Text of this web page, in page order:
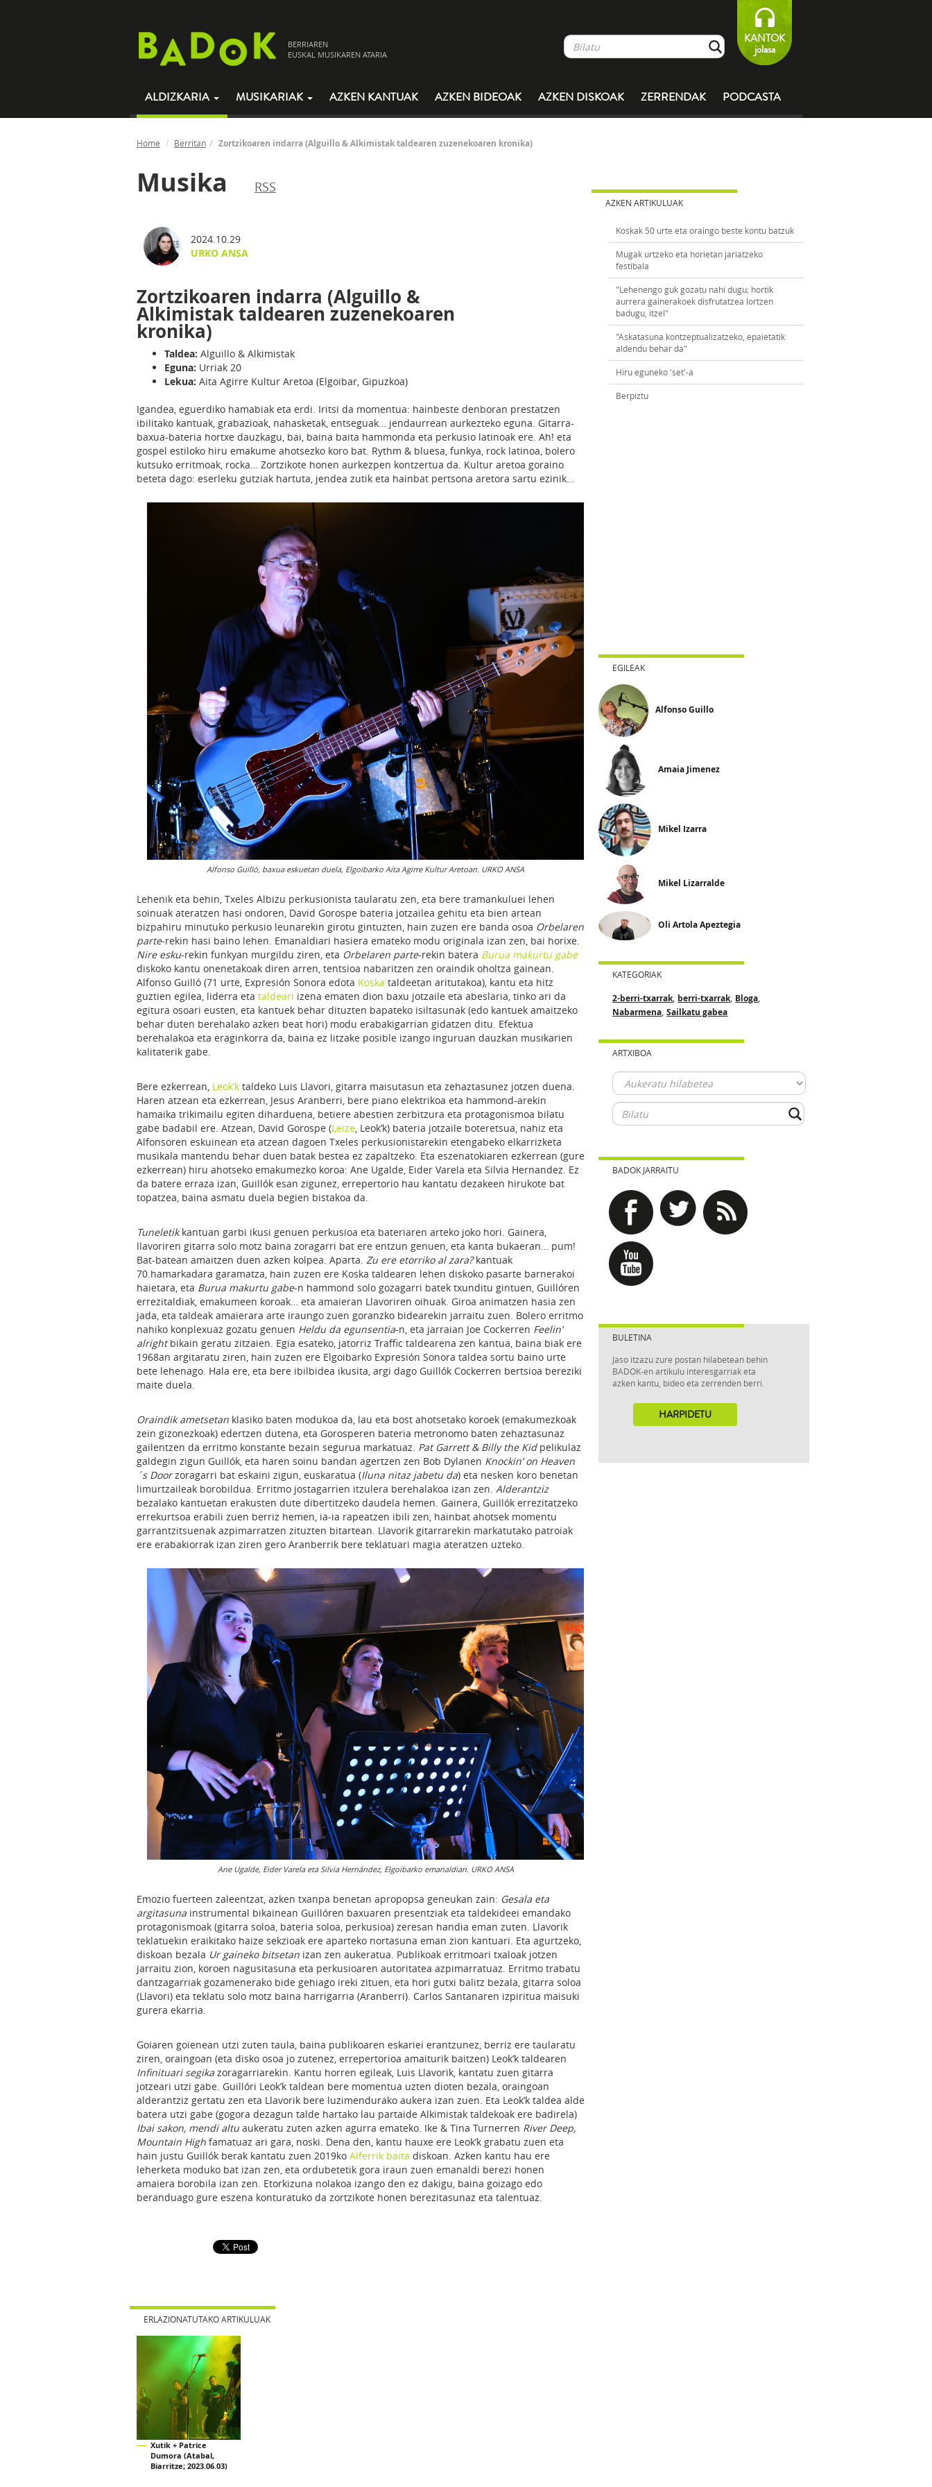
BERRIAREN
EUSKAL MUSIKAREN ATARIA
KANTOK
jolasa
ALDIZKARIA MUSIKARIAK AZKEN KANTUAK AZKEN BIDEOAK AZKEN DISKOAK ZERRENDAK PODCASTA
Home Berritan Zortzikoaren indarra (Alguillo & Alkimistak taldearen zuzenekoaren kronika)
Musika RSS
2024.10.29
URKO ANSA
Zortzikoaren indarra (Alguillo &
Alkimistak taldearen zuzenekoaren
kronika)
Taldea: Alguillo & Alkimistak
Eguna: Urriak 20
Lekua: Aita Agirre Kultur Aretoa (Elgoibar, Gipuzkoa)
Igandea, eguerdiko hamabiak eta erdi. Iritsi da momentua: hainbeste denboran prestatzen
ibilitako kantuak, grabazioak, nahasketak, entseguak… jendaurrean aurkezteko eguna. Gitarra-
baxua-bateria hortxe dauzkagu, bai, baina baita hammonda eta perkusio latinoak ere. Ah! eta
gospel estiloko hiru emakume ahotsezko koro bat. Rythm & bluesa, funkya, rock latinoa, bolero
kutsuko erritmoak, rocka… Zortzikote honen aurkezpen kontzertua da. Kultur aretoa goraino
beteta dago: eserleku gutziak hartuta, jendea zutik eta hainbat pertsona aretora sartu ezinik…
Alfonso Guilló, baxua eskuetan duela, Elgoibarko Aita Agirre Kultur Aretoan. URKO ANSA
Lehenik eta behin, Txeles Albizu perkusionista taularatu zen, eta bere tramankuluei lehen
soinuak ateratzen hasi ondoren, David Gorospe bateria jotzailea gehitu eta bien artean
bizpahiru minutuko perkusio leunarekin girotu gintuzten, hain zuzen ere banda osoa Orbelaren
parte-rekin hasi baino lehen. Emanaldiari hasiera emateko modu originala izan zen, bai horixe.
Nire esku-rekin funkyan murgildu ziren, eta Orbelaren parte-rekin batera Burua makurtu gabe
diskoko kantu onenetakoak diren arren, tentsioa nabaritzen zen oraindik oholtza gainean.
Alfonso Guilló (71 urte, Expresión Sonora edota Koska taldeetan aritutakoa), kantu eta hitz
guztien egilea, liderra eta taldeari izena ematen dion baxu jotzaile eta abeslaria, tinko ari da
egitura osoari eusten, eta kantuek behar dituzten bapateko isiltasunak (edo kantuek amaitzeko
behar duten berehalako azken beat hori) modu erabakigarrian gidatzen ditu. Efektua
berehalakoa eta eraginkorra da, baina ez litzake posible izango inguruan dauzkan musikarien
kalitaterik gabe.
Bere ezkerrean, Leok’k taldeko Luis Llavori, gitarra maisutasun eta zehaztasunez jotzen duena.
Haren atzean eta ezkerrean, Jesus Aranberri, bere piano elektrikoa eta hammond-arekin
hamaika trikimailu egiten diharduena, betiere abestien zerbitzura eta protagonismoa bilatu
gabe badabil ere. Atzean, David Gorospe (Leize, Leok’k) bateria jotzaile boteretsua, nahiz eta
Alfonsoren eskuinean eta atzean dagoen Txeles perkusionistarekin etengabeko elkarrizketa
musikala mantendu behar duen batak bestea ez zapaltzeko. Eta eszenatokiaren ezkerrean (gure
ezkerrean) hiru ahotseko emakumezko koroa: Ane Ugalde, Eider Varela eta Silvia Hernandez. Ez
da batere erraza izan, Guillók esan zigunez, errepertorio hau kantatu dezakeen hirukote bat
topatzea, baina asmatu duela begien bistakoa da.
Tuneletikkantuan garbi ikusi genuen perkusioa eta bateriaren arteko joko hori. Gainera,
llavoriren gitarra solo motz baina zoragarri bat ere entzun genuen, eta kanta bukaeran… pum!
Bat-batean amaitzen duen azken kolpea. Aparta. Zu ere etorriko al zara?kantuak
70.hamarkadara garamatza, hain zuzen ere Koska taldearen lehen diskoko pasarte barnerakoi
haietara, eta Burua makurtu gabe-n hammond solo gozagarri batek txunditu gintuen, Guillóren
errezitaldiak, emakumeen koroak… eta amaieran Llavoriren oihuak. Giroa animatzen hasia zen
jada, eta taldeak amaierara arte iraungo zuen goranzko bidearekin jarraitu zuen. Bolero erritmo
nahiko konplexuaz gozatu genuen Heldu da egunsentia-n, eta jarraian Joe Cockerren Feelin’
alrightbikain geratu zitzaien. Egia esateko, jatorriz Traffic taldearena zen kantua, baina biak ere
1968an argitaratu ziren, hain zuzen ere Elgoibarko Expresión Sonora taldea sortu baino urte
bete lehenago. Hala ere, eta bere ibilbidea ikusita, argi dago Guillók Cockerren bertsioa bereziki
maite duela.
Oraindik ametsetan klasiko baten modukoa da, lau eta bost ahotsetako koroek (emakumezkoak
zein gizonezkoak) edertzen dutena, eta Gorosperen bateria metronomo baten zehaztasunaz
gailentzen da erritmo konstante bezain segurua markatuaz. Pat Garrett & Billy the Kidpelikulaz
galdegin zigun Guillók, eta haren soinu bandan agertzen zen Bob Dylanen Knockin’ on Heaven
´s Doorzoragarri bat eskaini zigun, euskaratua (Iluna nitaz jabetu da) eta nesken koro benetan
limurtzaileak borobildua. Erritmo jostagarrien itzulera berehalakoa izan zen. Alderantziz
bezalako kantuetan erakusten dute dibertitzeko daudela hemen. Gainera, Guillók errezitatzeko
errekurtsoa erabili zuen berriz hemen, ia-ia rapeatzen ibili zen, hainbat ahotsek momentu
garrantzitsuenak azpimarratzen zituzten bitartean. Llavorik gitarrarekin markatutako patroiak
ere erabakiorrak izan ziren gero Aranberrik bere teklatuari magia ateratzen uzteko.
Ane Ugalde, Eider Varela eta Silvia Hernández, Elgoibarko emanaldian. URKO ANSA
Emozio fuerteen zaleentzat, azken txanpa benetan apropopsa geneukan zain: Gesala eta
argitasuna instrumental bikainean Guillóren baxuaren presentziak eta taldekideei emandako
protagonismoak (gitarra soloa, bateria soloa, perkusioa) zeresan handia eman zuten. Llavorik
teklatuekin eraikitako haize sekzioak ere aparteko nortasuna eman zion kantuari. Eta agurtzeko,
diskoan bezala Ur gaineko bitsetan izan zen aukeratua. Publikoak erritmoari txaloak jotzen
jarraitu zion, koroen nagusitasuna eta perkusioaren autoritatea azpimarratuaz. Erritmo trabatu
dantzagarriak gozamenerako bide gehiago ireki zituen, eta hori gutxi balitz bezala, gitarra soloa
(Llavori) eta teklatu solo motz baina harrigarria (Aranberri). Carlos Santanaren izpiritua maisuki
gurera ekarria.
Goiaren goienean utzi zuten taula, baina publikoaren eskariei erantzunez, berriz ere taularatu
ziren, oraingoan (eta disko osoa jo zutenez, errepertorioa amaiturik baitzen) Leok’k taldearen
Infinituari segika zoragarriarekin. Kantu horren egileak, Luis Llavorik, kantatu zuen gitarra
jotzeari utzi gabe. Guillóri Leok’k taldean bere momentua uzten dioten bezala, oraingoan
alderantziz gertatu zen eta Llavorik bere luzimendurako aukera izan zuen. Eta Leok’k taldea alde
batera utzi gabe (gogora dezagun talde hartako lau partaide Alkimistak taldekoak ere badirela)
Ibai sakon, mendi altu aukeratu zuten azken agurra emateko. Ike & Tina Turnerren River Deep,
Mountain High famatuaz ari gara, noski. Dena den, kantu hauxe ere Leok’k grabatu zuen eta
hain justu Guillók berak kantatu zuen 2019ko Alferrik baita diskoan. Azken kantu hau ere
leherketa moduko bat izan zen, eta ordubetetik gora iraun zuen emanaldi berezi honen
amaiera borobila izan zen. Etorkizuna nolakoa izango den ez dakigu, baina goizago edo
beranduago gure eszena konturatuko da zortzikote honen berezitasunaz eta talentuaz.
ERLAZIONATUTAKO ARTIKULUAK
Xutik + Patrice
Dumora (Atabal,
Biarritze; 2023.06.03)
AZKEN ARTIKULUAK
Koskak 50 urte eta oraingo beste kontu batzuk
Mugak urtzeko eta horietan jariatzeko
festibala
"Lehenengo guk gozatu nahi dugu; hortik
aurrera gainerakoek disfrutatzea lortzen
badugu, itzel"
"Askatasuna kontzeptualizatzeko, epaietatik
aldendu behar da"
Hiru eguneko 'set'-a
Berpiztu
EGILEAK
Alfonso Guillo
Amaia Jimenez
Mikel Izarra
Mikel Lizarralde
Oli Artola Apeztegia
KATEGORIAK
2-berri-txarrak, berri-txarrak, Bloga,
Nabarmena,Sailkatu gabea
ARTXIBOA
BADOK JARRAITU
BULETINA
Jaso itzazu zure postan hilabetean behin
BADOK-en artikulu interesgarriak eta
azken kantu, bideo eta zerrenden berri.
HARPIDETU